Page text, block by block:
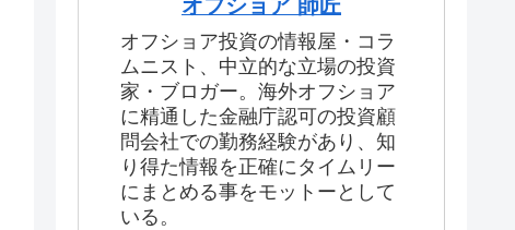
オフショア 師匠
オフショア投資の情報屋・コラ
ムニスト、中立的な立場の投資
家・ブロガー。海外オフショア
に精通した金融庁認可の投資顧
問会社での勤務経験があり、知
り得た情報を正確にタイムリー
にまとめる事をモットーとして
いる。